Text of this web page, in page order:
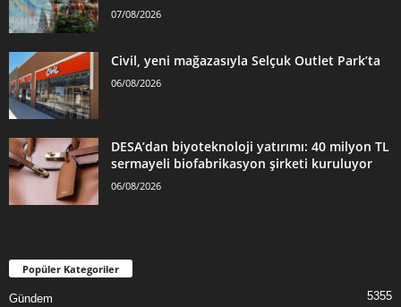
07/08/2026
Civil, yeni mağazasıyla Selçuk Outlet Park’ta
06/08/2026
DESA’dan biyoteknoloji yatırımı: 40 milyon TL
sermayeli biofabrikasyon şirketi kuruluyor
06/08/2026
Popüler Kategoriler
Gündem 5355